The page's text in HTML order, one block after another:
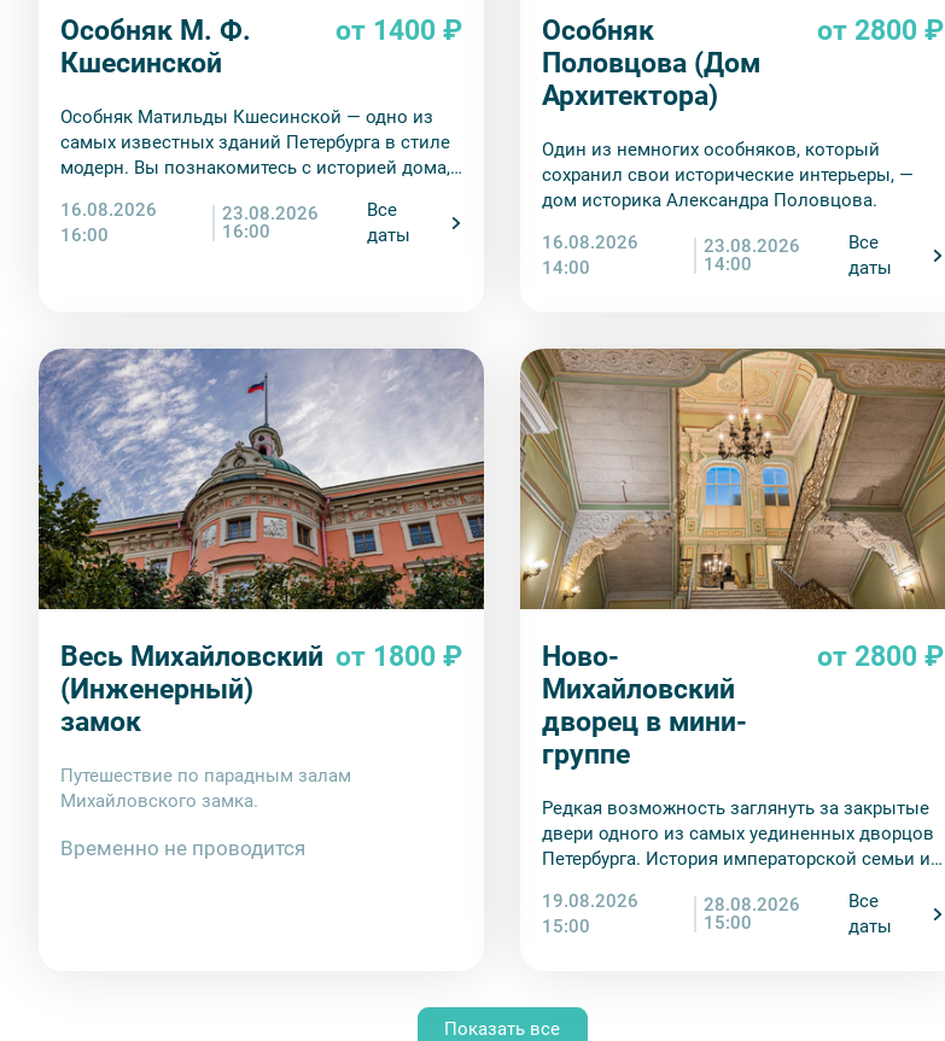
Особняк М. Ф.
Кшесинской
от 1400 ₽
Особняк Матильды Кшесинской — одно из
самых известных зданий Петербурга в стиле
модерн. Вы познакомитесь с историей дома,
Матильды Кшесинской. Узнаете, какие
отношения ее связывали с мужчинами дома
16.08.2026
16:00
23.08.2026
16:00
Все
даты
Особняк
Половцова (Дом
Архитектора)
от 2800 ₽
Один из немногих особняков, который
сохранил свои исторические интерьеры, —
дом историка Александра Половцова.
16.08.2026
14:00
23.08.2026
14:00
Все
даты
Весь Михайловский
(Инженерный)
замок
от 1800 ₽
Путешествие по парадным залам
Михайловского замка.
Временно не проводится
Ново-
Михайловский
дворец в мини-
группе
от 2800 ₽
Редкая возможность заглянуть за закрытые
двери одного из самых уединенных дворцов
Петербурга. История императорской семьи и
маршруте.
19.08.2026
15:00
28.08.2026
15:00
Все
даты
Показать все